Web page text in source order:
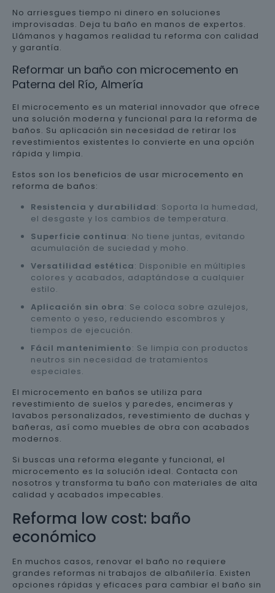
No arriesgues tiempo ni dinero en soluciones
improvisadas. Deja tu baño en manos de expertos.
Llámanos y hagamos realidad tu reforma con calidad
y garantía.
Reformar un baño con microcemento en
Paterna del Río, Almería
El microcemento es un material innovador que ofrece
una solución moderna y funcional para la reforma de
baños. Su aplicación sin necesidad de retirar los
revestimientos existentes lo convierte en una opción
rápida y limpia.
Estos son los beneficios de usar microcemento en
reforma de baños:
Resistencia y durabilidad: Soporta la humedad,
el desgaste y los cambios de temperatura.
Superficie continua: No tiene juntas, evitando
acumulación de suciedad y moho.
Versatilidad estética: Disponible en múltiples
colores y acabados, adaptándose a cualquier
estilo.
Aplicación sin obra: Se coloca sobre azulejos,
cemento o yeso, reduciendo escombros y
tiempos de ejecución.
Fácil mantenimiento: Se limpia con productos
neutros sin necesidad de tratamientos
especiales.
El microcemento en baños se utiliza para
revestimiento de suelos y paredes, encimeras y
lavabos personalizados, revestimiento de duchas y
bañeras, así como muebles de obra con acabados
modernos.
Si buscas una reforma elegante y funcional, el
microcemento es la solución ideal. Contacta con
nosotros y transforma tu baño con materiales de alta
calidad y acabados impecables.
Reforma low cost: baño
económico
En muchos casos, renovar el baño no requiere
grandes reformas ni trabajos de albañilería. Existen
opciones rápidas y eficaces para cambiar el baño sin